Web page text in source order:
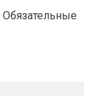
Обязательные